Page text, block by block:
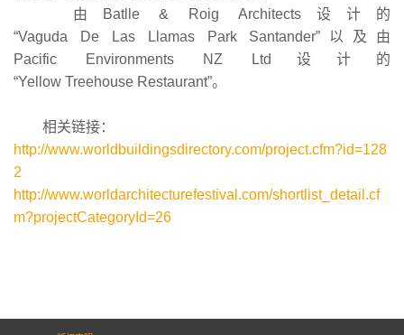
由Batlle & Roig Architects设计的
“Vaguda De Las Llamas Park Santander”以及由
Pacific Environments NZ Ltd设计的
“Yellow Treehouse Restaurant”。
相关链接：
http://www.worldbuildingsdirectory.com/project.cfm?id=128
2
http://www.worldarchitecturefestival.com/shortlist_detail.cf
m?projectCategoryId=26